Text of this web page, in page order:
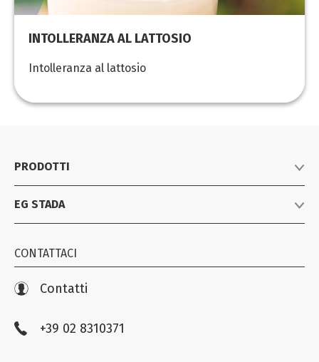
INTOLLERANZA AL LATTOSIO
Intolleranza al lattosio
PRODOTTI
Listino prodotti
Consumer Healthcare
Biosimilari e specialistici
EG STADA
News
Iniziative
Compliance EG STADA
CONTATTACI
Contatti
+39 02 8310371